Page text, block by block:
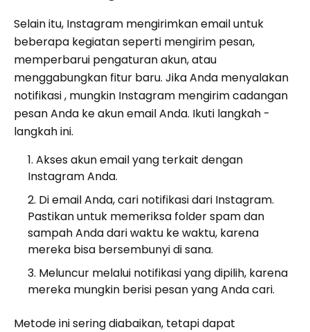
Selain itu, Instagram mengirimkan email untuk
beberapa kegiatan seperti mengirim pesan,
memperbarui pengaturan akun, atau
menggabungkan fitur baru. Jika Anda menyalakan
notifikasi , mungkin Instagram mengirim cadangan
pesan Anda ke akun email Anda. Ikuti langkah -
langkah ini.
Akses akun email yang terkait dengan
Instagram Anda.
Di email Anda, cari notifikasi dari Instagram.
Pastikan untuk memeriksa folder spam dan
sampah Anda dari waktu ke waktu, karena
mereka bisa bersembunyi di sana.
Meluncur melalui notifikasi yang dipilih, karena
mereka mungkin berisi pesan yang Anda cari.
Metode ini sering diabaikan, tetapi dapat